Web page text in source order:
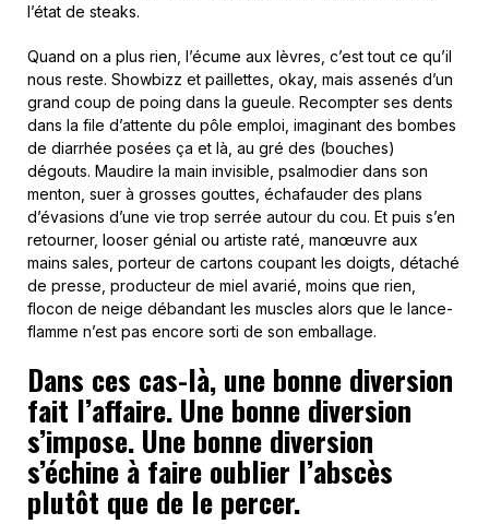
l’état de steaks.
Quand on a plus rien, l’écume aux lèvres, c’est tout ce qu’il
nous reste. Showbizz et paillettes, okay, mais assenés d’un
grand coup de poing dans la gueule. Recompter ses dents
dans la file d’attente du pôle emploi, imaginant des bombes
de diarrhée posées ça et là, au gré des (bouches)
dégouts. Maudire la main invisible, psalmodier dans son
menton, suer à grosses gouttes, échafauder des plans
d’évasions d’une vie trop serrée autour du cou. Et puis s’en
retourner, looser génial ou artiste raté, manœuvre aux
mains sales, porteur de cartons coupant les doigts, détaché
de presse, producteur de miel avarié, moins que rien,
flocon de neige débandant les muscles alors que le lance-
flamme n’est pas encore sorti de son emballage.
Dans ces cas-là, une bonne diversion
fait l’affaire. Une bonne diversion
s’impose. Une bonne diversion
s’échine à faire oublier l’abscès
plutôt que de le percer.